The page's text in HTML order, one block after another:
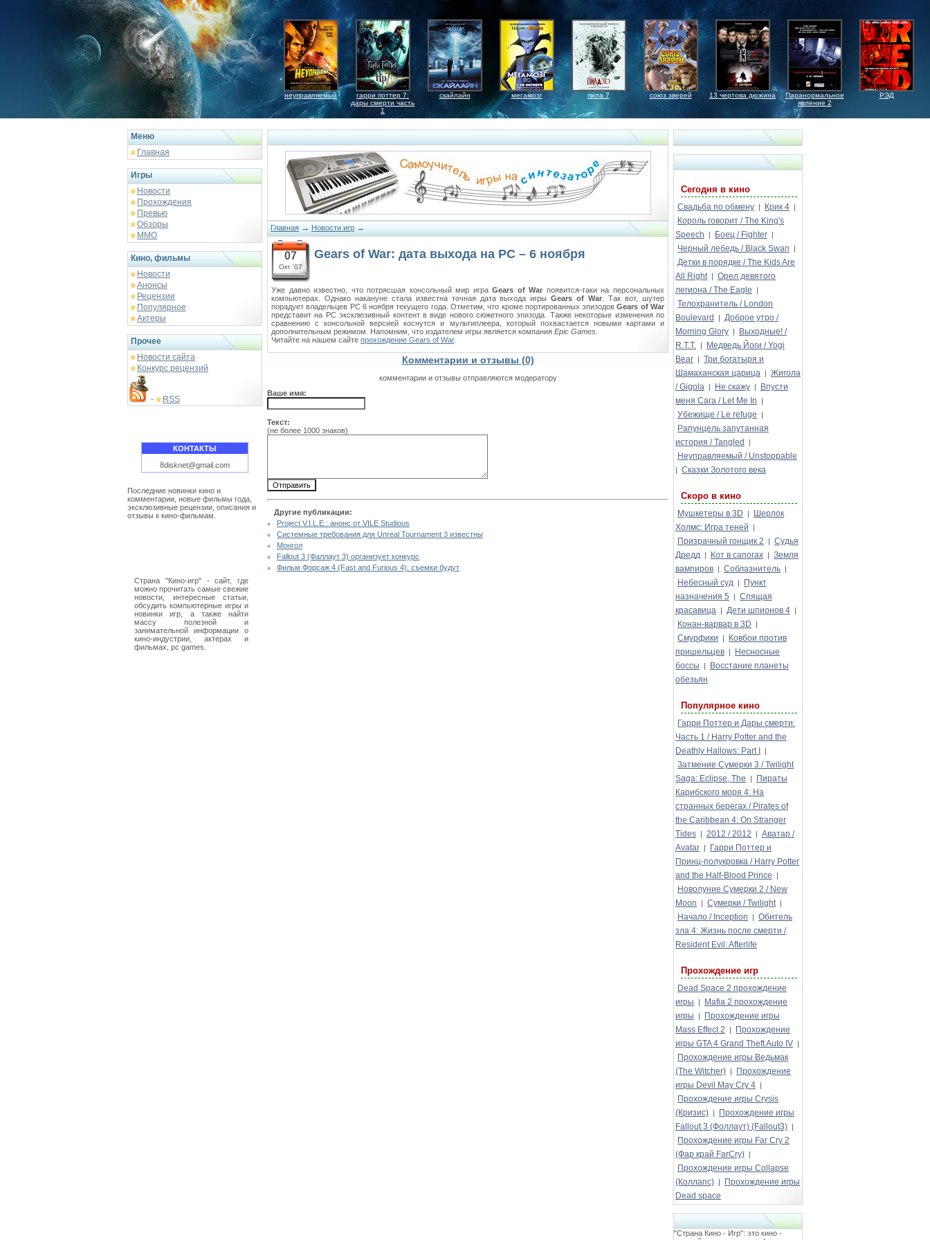
неуправляемый
гарри поттер 7:
дары смерти часть
1
скайлайн мегамозг пила 7 союз зверей 13 чертова дюжина
Паранормальное
явление 2
РЭД
Меню
Главная
Игры
Новости
Прохождения
Превью
Обзоры
ММО
Кино, фильмы
Новости
Анонсы
Рецензии
Популярное
Актеры
Прочее
Новости сайта
Конкурс рецензий
- RSS
КОНТАКТЫ
8disknet@gmail.com
Последние новинки кино и
комментарии, новые фильмы года,
эксклюзивные рецензии, описания и
отзывы к кино-фильмам.
Страна "Кино-игр" - сайт, где
можно прочитать самые свежие
новости, интересные статьи,
обсудить компьютерные игры и
новинки игр, а также найти
массу полезной и
занимательной информации о
кино-индустрии, актерах и
фильмах, pc games.
Главная → Новости игр →
07
Окт '07
Gears of War: дата выхода на РС – 6 ноября
Уже давно известно, что потрясшая консольный мир играGears of War появится-таки на персональных
компьютерах. Однако накануне стала известна точная дата выхода игрыGears of War . Так вот, шутер
порадует владельцев РС 6 ноября текущего года. Отметим, что кроме портированных эпизодовGears of War
представит на РС эксклюзивный контент в виде нового сюжетного эпизода. Также некоторые изменения по
сравнению с консольной версией коснутся и мультиплеера, который похвастается новыми картами и
дополнительным режимом. Напомним, что издателем игры является компания Epic Games
Читайте на нашем сайте прохождение Gears of War.
Комментарии и отзывы (0)
комментарии и отзывы отправляются модератору
Ваше имя:
Текст:
(не более 1000 знаков)
Другие публикации:
Project V.I.L.E.: анонс от VILE Studious
Системные требования для Unreal Tournament 3 известны
Монгол
Fallout 3 (Фаллаут 3) организует конкурс
Фильм Форсаж 4 (Fast and Furious 4): съемки будут
Сегодня в кино
Свадьба по обмену | Крик 4 |
Король говорит / The King's
Speech
| Боец / Fighter |
Черный лебедь / Black Swan |
Детки в порядке / The Kids Are
All Right | Орел девятого
легиона / The Eagle
|
Телохранитель / London
Boulevard
| Доброе утро /
Morning Glory |
Выходные! /
R.T.T. |
Медведь Йоги / Yogi
Bear | Три богатыря и
Шамаханская царица | Жигола
/ Gigola | Не скажу |
Впусти
меня Сага / Let Me In
|
Убежище / Le refuge |
Рапунцель запутанная
история / Tangled
|
Неуправляемый / Unstoppable
| Сказки Золотого века
Скоро в кино
Мушкетеры в 3D |
Шерлок
Холмс: Игра теней
|
Призрачный гонщик 2 | Судья
Дредд | Кот в сапогах | Земля
вампиров | Соблазнитель |
Небесный суд |
Пункт
назначения 5
| Спящая
красавица | Дети шпионов 4 |
Конан-варвар в 3D |
Смурфики |
Ковбои против
пришельцев |
Несносные
боссы
|
Восстание планеты
обезьян
Популярное кино
Гарри Поттер и Дары смерти:
Часть 1 / Harry Potter and the
Deathly Hallows: Part I
|
Затмение Сумерки 3 / Twilight
Saga: Eclipse, The
|
Пираты
Карибского моря 4: На
странных берегах / Pirates of
the Caribbean 4: On Stranger
Tides | 2012 / 2012 | Аватар /
Avatar |
Гарри Поттер и
Принц-полукровка / Harry Potter
and the Half-Blood Prince
|
Новолуние Сумерки 2 / New
Moon
| Сумерки / Twilight |
Начало / Inception | Обитель
зла 4: Жизнь после смерти /
Resident Evil: Afterlife
Прохождение игр
Dead Space 2 прохождение
игры
|
Mafia 2 прохождение
игры
|
Прохождение игры
Mass Effect 2
|
Прохождение
игры GTA 4 Grand Theft Auto IV |
Прохождение игры Ведьмак
(The Witcher) |
Прохождение
игры Devil May Cry 4 |
Прохождение игры Crysis
(Кризис) |
Прохождение игры
Fallout 3 (Фоллаут) (Fallout3) |
Прохождение игры Far Cry 2
(Фар край FarCry) |
Прохождение игры Collapse
(Коллапс) |
Прохождение игры
Dead space
"Страна Кино - Игр": это кино -